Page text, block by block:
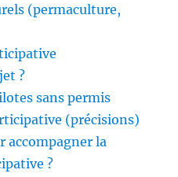
(permaculture,
?
sans permis
(précisions)
accompagner la
?